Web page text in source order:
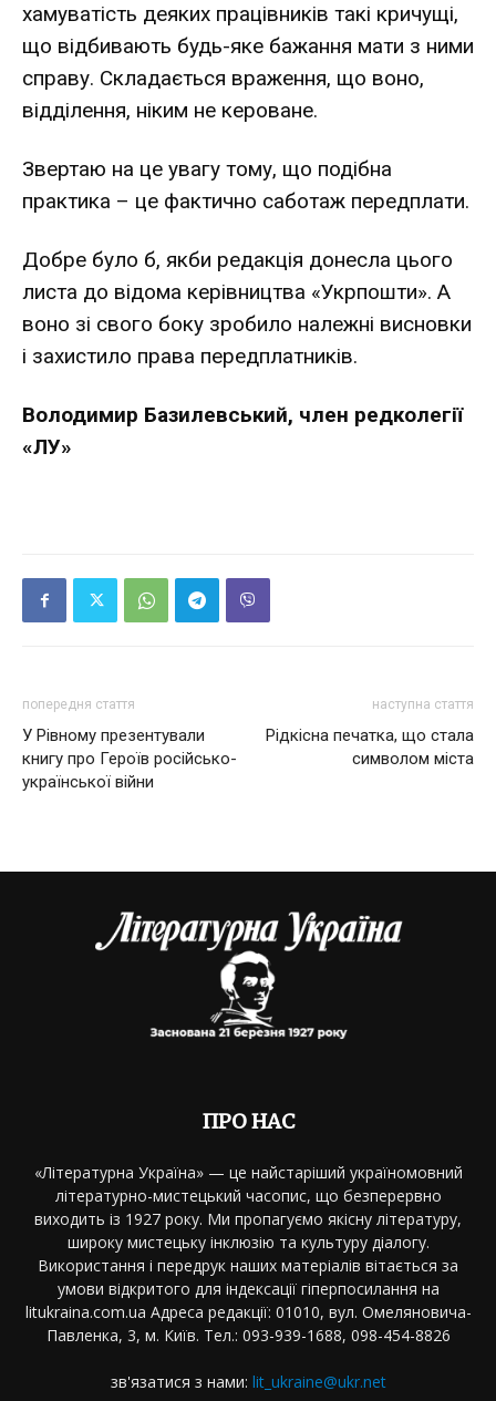
хамуватість деяких працівників такі кричущі,
що відбивають будь-яке бажання мати з ними
справу. Складається враження, що воно,
відділення, ніким не кероване.
Звертаю на це увагу тому, що подібна
практика – це фактично саботаж передплати.
Добре було б, якби редакція донесла цього
листа до відома керівництва «Укрпошти». А
воно зі свого боку зробило належні висновки
і захистило права передплатників.
Володимир Базилевський, член редколегії
«ЛУ»
попередня стаття
У Рівному презентували
книгу про Героїв російсько-
української війни
наступна стаття
Рідкісна печатка, що стала
символом міста
ПРО НАС
«Літературна Україна» — це найстаріший україномовний
літературно-мистецький часопис, що безперервно
виходить із 1927 року. Ми пропагуємо якісну літературу,
широку мистецьку інклюзію та культуру діалогу.
Використання і передрук наших матеріалів вітається за
умови відкритого для індексації гіперпосилання на
litukraina.com.ua Адреса редакції: 01010, вул. Омеляновича-
Павленка, 3, м. Київ. Тел.: 093-939-1688, 098-454-8826
зв'язатися з нами: lit_ukraine@ukr.net